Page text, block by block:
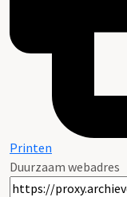
Printen
Duurzaam webadres